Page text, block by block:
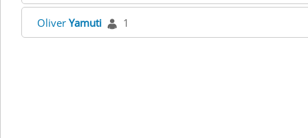
Oliver Yamuti 1